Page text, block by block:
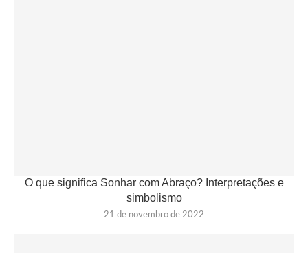
O que significa Sonhar com Abraço? Interpretações e
simbolismo
21 de novembro de 2022